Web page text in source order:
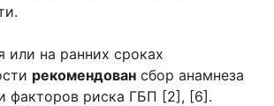
или на ранних сроках
рекомендован сбор анамнеза
факторов риска ГБП [2], [6].